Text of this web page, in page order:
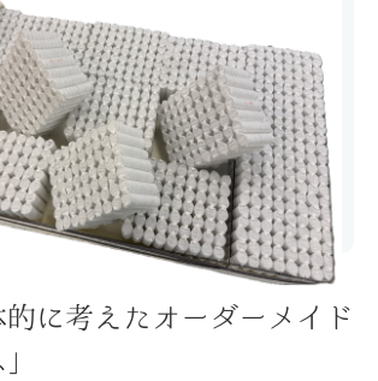
的に考えた オーダーメイド